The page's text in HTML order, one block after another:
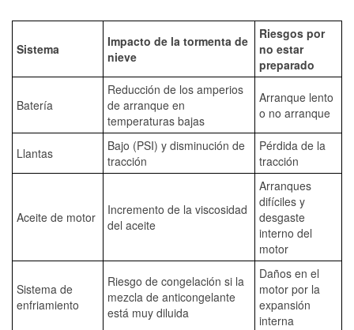
Sistema
Impacto de la tormenta de
nieve
Riesgos por
no estar
preparado
Batería
Reducción de los amperios
de arranque en
temperaturas bajas
Arranque lento
o no arranque
Llantas
Bajo (PSI) y disminución de
tracción
Pérdida de la
tracción
Aceite de motor
Incremento de la viscosidad
del aceite
Arranques
difíciles y
desgaste
interno del
motor
Sistema de
enfriamiento
Riesgo de congelación si la
mezcla de anticongelante
está muy diluida
Daños en el
motor por la
expansión
interna